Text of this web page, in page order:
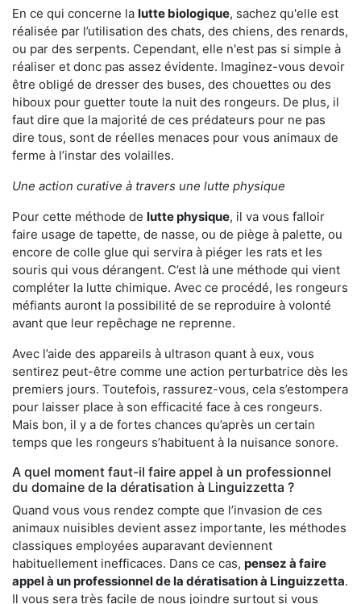
En ce qui concerne la lutte biologique, sachez qu'elle est
réalisée par l’utilisation des chats, des chiens, des renards,
ou par des serpents. Cependant, elle n'est pas si simple à
réaliser et donc pas assez évidente. Imaginez-vous devoir
être obligé de dresser des buses, des chouettes ou des
hiboux pour guetter toute la nuit des rongeurs. De plus, il
faut dire que la majorité de ces prédateurs pour ne pas
dire tous, sont de réelles menaces pour vous animaux de
ferme à l’instar des volailles.
Une action curative à travers une lutte physique
Pour cette méthode de lutte physique, il va vous falloir
faire usage de tapette, de nasse, ou de piège à palette, ou
encore de colle glue qui servira à piéger les rats et les
souris qui vous dérangent. C’est là une méthode qui vient
compléter la lutte chimique. Avec ce procédé, les rongeurs
méfiants auront la possibilité de se reproduire à volonté
avant que leur repêchage ne reprenne.
Avec l’aide des appareils à ultrason quant à eux, vous
sentirez peut-être comme une action perturbatrice dès les
premiers jours. Toutefois, rassurez-vous, cela s’estompera
pour laisser place à son efficacité face à ces rongeurs.
Mais bon, il y a de fortes chances qu’après un certain
temps que les rongeurs s’habituent à la nuisance sonore.
A quel moment faut-il faire appel à un professionnel
du domaine de la dératisation à Linguizzetta ?
Quand vous vous rendez compte que l’invasion de ces
animaux nuisibles devient assez importante, les méthodes
classiques employées auparavant deviennent
habituellement inefficaces. Dans ce cas, pensez à faire
appel à un professionnel de la dératisation à Linguizzetta.
Il vous sera très facile de nous joindre surtout si vous